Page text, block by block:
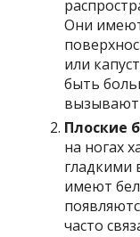
Они
или
быть
вызывают
Плоские
на ногах
гладкими
имеют
часто